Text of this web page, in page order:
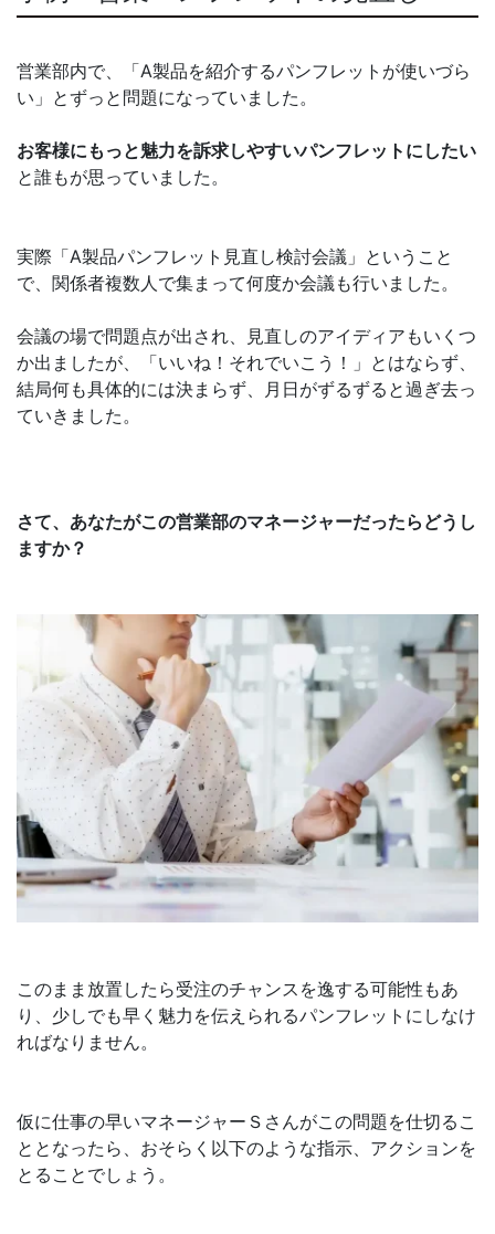
営業部内で、「A製品を紹介するパンフレットが使いづら
い」とずっと問題になっていました。
お客様にもっと魅力を訴求しやすいパンフレットにしたい
と誰もが思っていました。
実際「A製品パンフレット見直し検討会議」ということ
で、関係者複数人で集まって何度か会議も行いました。
会議の場で問題点が出され、見直しのアイディアもいくつ
か出ましたが、「いいね！それでいこう！」とはならず、
結局何も具体的には決まらず、月日がずるずると過ぎ去っ
ていきました。
さて、あなたがこの営業部のマネージャーだったらどうし
ますか？
このまま放置したら受注のチャンスを逸する可能性もあ
り、少しでも早く魅力を伝えられるパンフレットにしなけ
ればなりません。
仮に仕事の早いマネージャーＳさんがこの問題を仕切るこ
ととなったら、おそらく以下のような指示、アクションを
とることでしょう。